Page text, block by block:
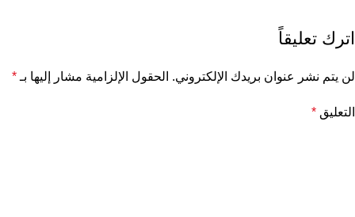
اترك تعليقاً
لن يتم نشر عنوان بريدك الإلكتروني. الحقول الإلزامية مشار إليها بـ*
التعليق *